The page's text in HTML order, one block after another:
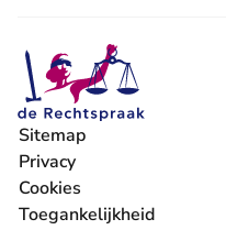
Sitemap
Privacy
Cookies
Toegankelijkheid